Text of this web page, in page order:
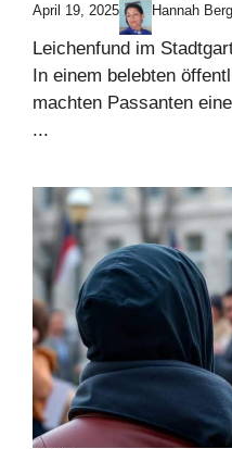
April 19, 2025 Hannah Berg
Leichenfund im
In einem belebten
machten Passanten
...